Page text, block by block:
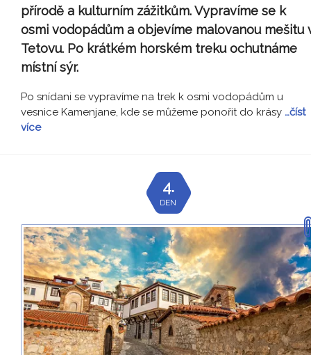
přírodě a kulturním zážitkům. Vypravíme se k
osmi vodopádům a objevíme malovanou mešitu
Tetovu. Po krátkém horském treku ochutnáme
místní sýr.
Po snídani se vypravíme na trek k osmi vodopádům u
vesnice Kamenjane, kde se můžeme ponořit do krásy …číst
více
4.
DEN